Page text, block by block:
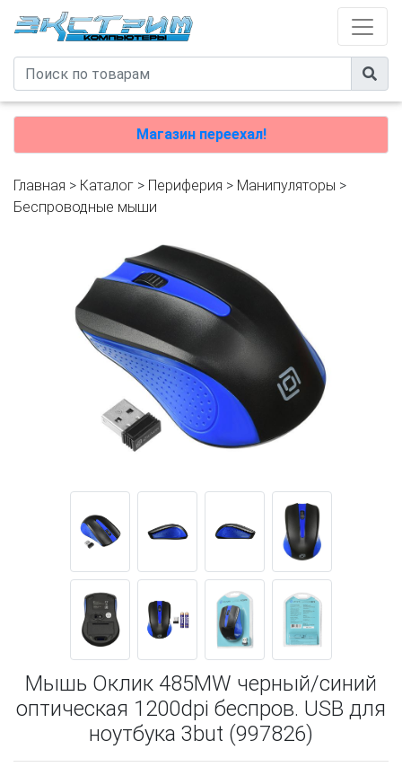
Магазин переехал!
Главная > Каталог > Периферия > Манипуляторы >
Беспроводные мыши
Мышь Оклик 485MW черный/синий
оптическая 1200dpi беспров. USB для
ноутбука 3but (997826)